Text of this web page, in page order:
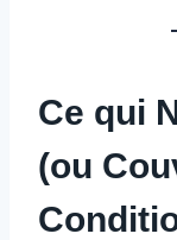
Ce qui
(ou